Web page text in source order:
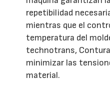
repetibilidad
mientras que el
temperatura del
technotrans,
minimizar las
material.